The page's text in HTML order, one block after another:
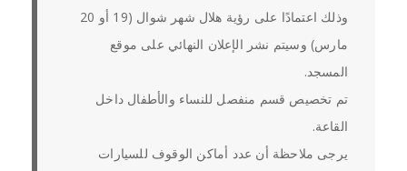
وذلك اعتمادًا على رؤية هلال شهر شوال (19 أو 20
مارس) وسيتم نشر الإعلان النهائي على موقع
المسجد.
تم تخصيص قسم منفصل للنساء والأطفال داخل
القاعة.
يرجى ملاحظة أن عدد أماكن الوقوف للسيارات